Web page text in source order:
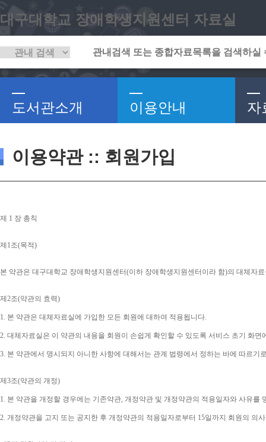
대구대학교 장애학생지원센터 자료실
도서관소개 이용안내 자
이용약관 :: 회원가입
제 1 장 총칙
제 1조(목적)
본 약관은 대구대학교 장애학생지원센터(이하 장애학생지원센터이라 함)의 대체자
제 2조(약관의 효력)
1. 본 약관은 대체자료실에 가입한 모든 회원에 대하여 적용됩니다.
2. 대체자료실은 이 약관의 내용을 회원이 손쉽게 확인할 수 있도록 서비스 초기 화면
3. 본 약관에서 명시되지 아니한 사항에 대해서는 관계 법령에서 정하는 바에 따르기
제 3조(약관의 개정)
1. 본 약관을 개정할 경우에는 기존약관, 개정약관 및 개정약관의 적용일자와 사유를
2. 개정약관을 고지 또는 공지한 후 개정약관의 적용일자로부터 15일까지 회원의 의